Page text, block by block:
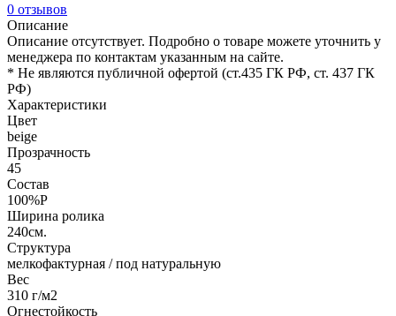
0 отзывов
Описание
Описание отсутствует. Подробно о товаре можете уточнить у
менеджера по контактам указанным на сайте.
* Не являются публичной офертой (ст.435 ГК РФ, cт. 437 ГК
РФ)
Характеристики
Цвет
beige
Прозрачность
45
Состав
100%P
Ширина ролика
240см.
Структура
мелкофактурная / под натуральную
Вес
310 г/м2
Огнестойкость